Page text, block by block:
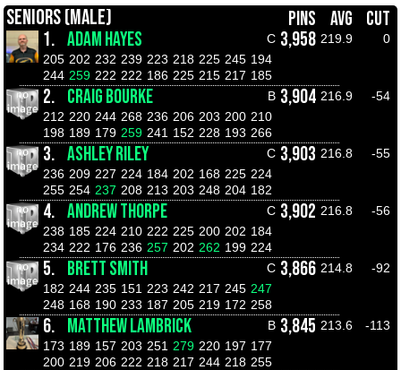
SENIORS (MALE) PINS AVG
CUT
1. ADAM HAYES C 3,958 219.9
0
205 202 232 239 223 218 225 245 194
244 259 222 222 186 225 215 217 185
2. CRAIG BOURKE B 3,904 216.9
-54
212 220 244 268 236 206 203 200 210
198 189 179 259 241 152 228 193 266
3. ASHLEY RILEY C 3,903 216.8
-55
236 209 227 224 184 202 168 225 224
255 254 237 208 213 203 248 204 182
4. ANDREW THORPE C 3,902 216.8
-56
238 185 224 210 222 225 200 202 184
234 222 176 236 257 202 262 199 224
5. BRETT SMITH C 3,866 214.8
-92
182 244 235 151 223 242 217 245 247
248 168 190 233 187 205 219 172 258
6. MATTHEW LAMBRICK B 3,845 213.6
-113
173 189 157 203 251 279 220 197 177
200 219 206 222 218 217 244 218 255